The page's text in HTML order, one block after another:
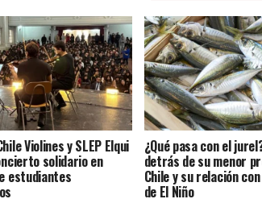
Violines y SLEP Elqui
solidario en
estudiantes
¿Qué pasa con el
detrás de su menor
Chile y su relación
de El Niño